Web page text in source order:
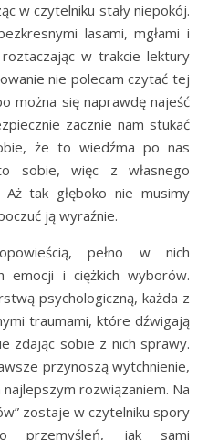
w czytelniku stały niepokój.
lasami, mgłami i
w trakcie lektury
nie polecam czytać tej
można się naprawdę najeść
zacznie nam stukać
że to wiedźma po nas
sobie, więc z własnego
Aż tak głęboko nie musimy
ją wyraźnie.
pełno w nich
emocji i ciężkich wyborów.
psychologiczną, każda z
traumami, które dźwigają
zdając sobie z nich sprawy.
przynoszą wytchnienie,
rozwiązaniem. Na
zostaje w czytelniku spory
przemyśleń, jak sami